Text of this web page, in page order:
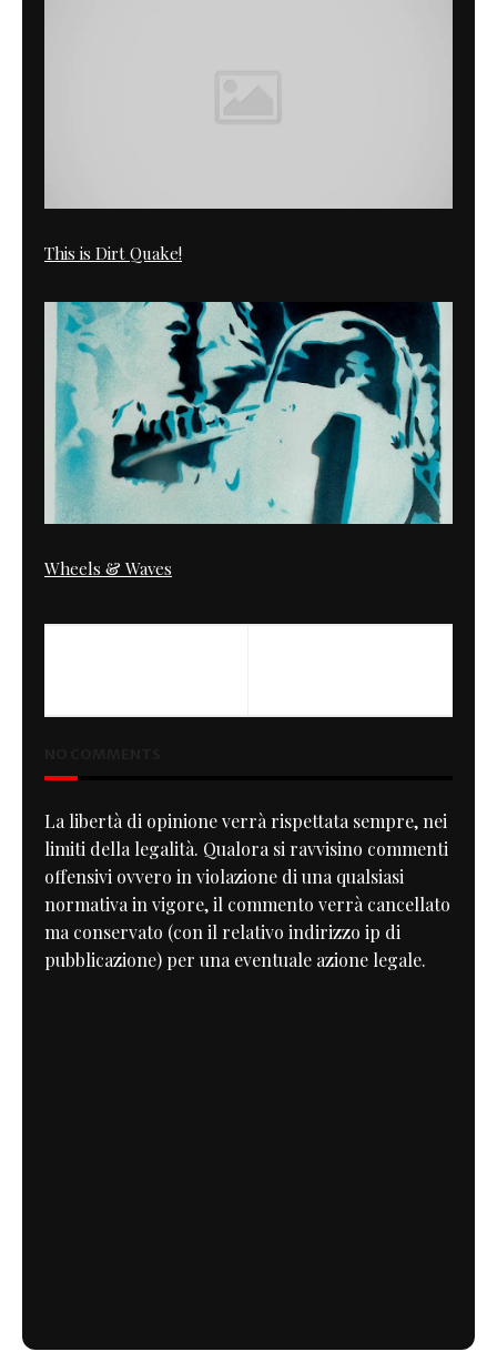
This is Dirt Quake!
Wheels & Waves
La libertà di opinione verrà rispettata sempre, nei
limiti della legalità. Qualora si ravvisino commenti
offensivi ovvero in violazione di una qualsiasi
normativa in vigore, il commento verrà cancellato
ma conservato (con il relativo indirizzo ip di
pubblicazione) per una eventuale azione legale.